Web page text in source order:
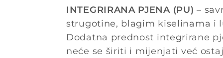
INTEGRIRANA PJENA (PU) –
strugotine, blagim kiselinama i
Dodatna prednost integrirane
neće se širiti i mijenjati već